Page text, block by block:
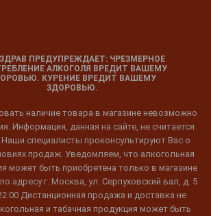
ПРЕДУПРЕЖДАЕТ: ЧРЕЗМЕРНОЕ
АЛКОГОЛЯ ВРЕДИТ ВАШЕМУ
КУРЕНИЕ ВРЕДИТ ВАШЕМУ
ЗДОРОВЬЮ.
наличие товара в магазине невозможно
Информация, данная на сайте, не считается
специалисты проконсультируют Вас о
продаж. Уведомляем, что алкогольная
может быть приобретена только в магазине
адресу г. Москва, ул. Серпуховский вал, д. 5
Дистанционная продажа и доставка не
и табачная продукция может быть